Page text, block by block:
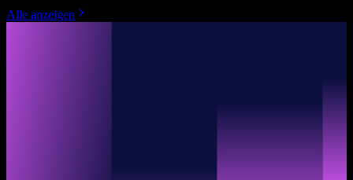
Alle anzeigen